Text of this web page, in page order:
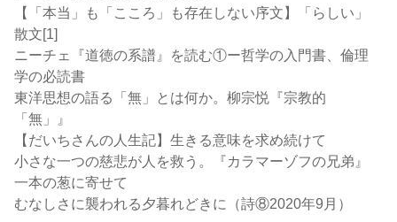
【「本当」も「こころ」も存在しない序文】「らしい」
散文[1]
ニーチェ『道徳の系譜』を読む①ー哲学の入門書、倫理
学の必読書
東洋思想の語る「無」とは何か。柳宗悦『宗教的
「無」』
【だいちさんの人生記】生きる意味を求め続けて
小さな一つの慈悲が人を救う。『カラマーゾフの兄弟』
一本の葱に寄せて
むなしさに襲われる夕暮れどきに（詩⑧2020年9月）